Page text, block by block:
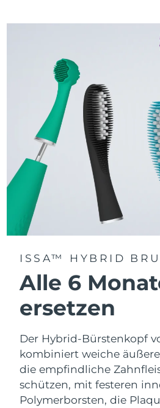
ISSA™ HYBRID
Alle 6
ersetzen
Der Hybrid-Bürstenkopf
kombiniert weiche
die empfindliche
schützen, mit festeren
Polymerborsten, die